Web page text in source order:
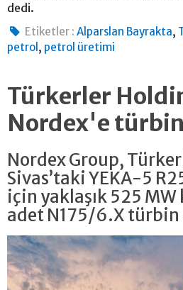
dedi.
Etiketler : Alparslan Bayrakta,
petrol , petrol üretimi
Türkerler
Nordex'e
Nordex Group,
Sivas’taki YEKA-5
için yaklaşık 525
adet N175/6.X türbin